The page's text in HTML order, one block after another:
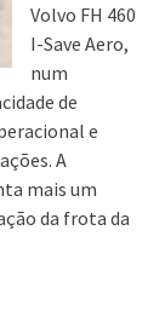
Volvo FH 460
I-Save Aero,
num
de
e
A
mais um
da frota da